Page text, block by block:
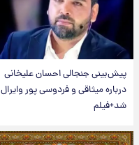
پیش‌بینی جنجالی احسان علیخانی
درباره میثاقی و فردوسی پور وایرال
شد+فیلم